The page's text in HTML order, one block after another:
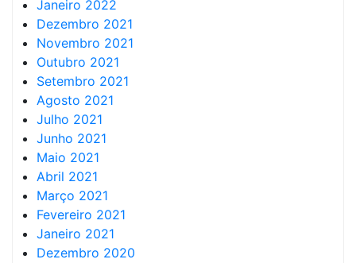
Janeiro 2022
Dezembro 2021
Novembro 2021
Outubro 2021
Setembro 2021
Agosto 2021
Julho 2021
Junho 2021
Maio 2021
Abril 2021
Março 2021
Fevereiro 2021
Janeiro 2021
Dezembro 2020